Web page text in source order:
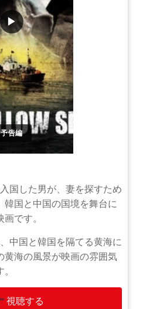
予告編
▶
国した男が、妻を探すため
韓国と中国の国境を舞台に
です。
中国と韓国を隔てる黄海に
黄海の風景が映画の雰囲気
視聴する